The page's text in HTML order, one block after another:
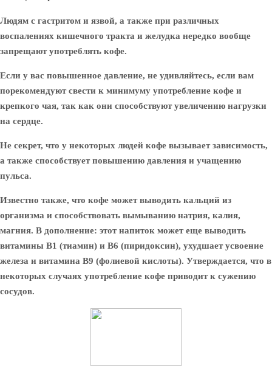
Людям с гастритом и язвой, а также при различных
воспалениях кишечного тракта и желудка нередко вообще
запрещают употреблять кофе.
Если у вас повышенное давление, не удивляйтесь, если вам
порекомендуют свести к минимуму употребление кофе и
крепкого чая, так как они способствуют увеличению нагрузки
на сердце.
Не секрет, что у некоторых людей кофе вызывает зависимость,
а также способствует повышению давления и учащению
пульса.
Известно также, что кофе может выводить кальций из
организма и способствовать вымыванию натрия, калия,
магния. В дополнение: этот напиток может еще выводить
витамины В1 (тиамин) и В6 (пиридоксин), ухудшает усвоение
железа и витамина В9 (фолиевой кислоты). Утверждается, что в
некоторых случаях употребление кофе приводит к сужению
сосудов.